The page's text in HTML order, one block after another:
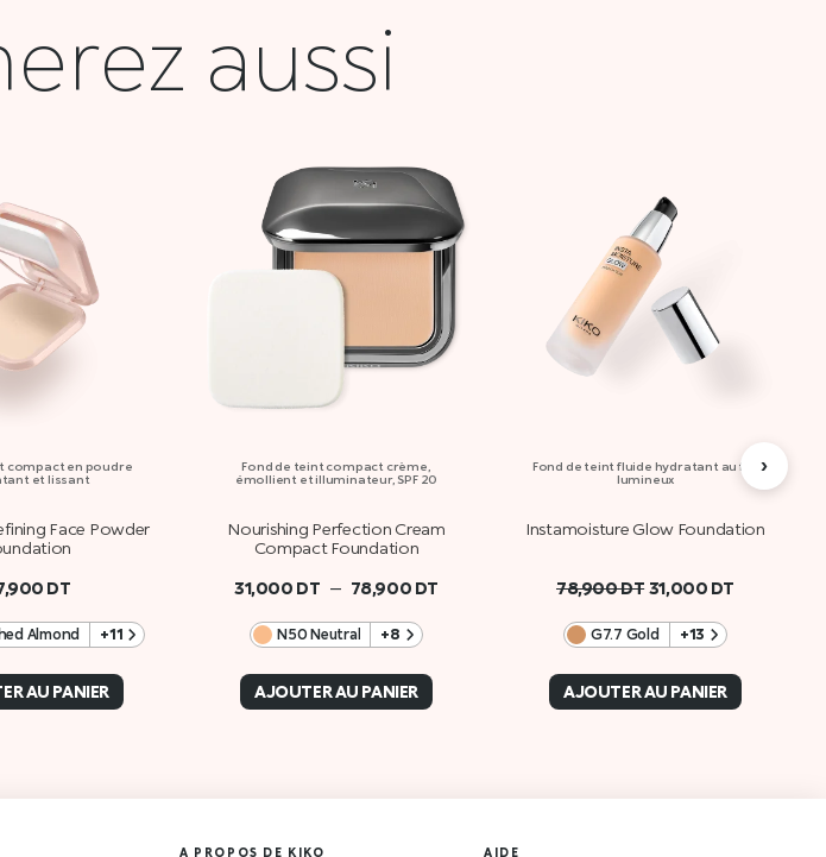
aussi
compact en poudre
et lissant
Face Powder
DT
Almond +11
AU PANIER
Fond de teint compact crème,
émollient et illuminateur, SPF 20
Nourishing Perfection Cream
Compact Foundation
31,000 DT – 78,900 DT
Plage
de
prix :
31,000 DT
à
N50 Neutral +8
AJOUTER AU PANIER
Fond de teint fluide hydratant au fini
lumineux
Instamoisture Glow Foundation
78,900DT
prix
initial
était :
78,900 DT.
31,000 DT
G7.7 Gold +13
AJOUTER AU PANIER
›
A PROPOS DE KIKO AIDE